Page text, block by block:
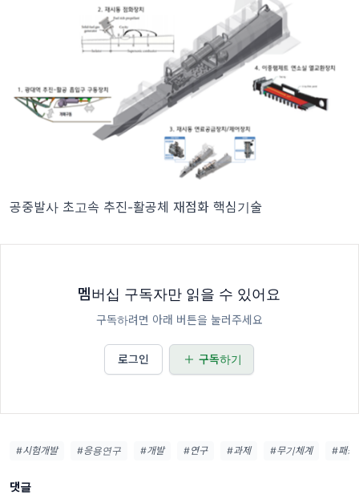
공중발사 초고속 추진-활공체 재점화 핵심기술
멤버십 구독자만 읽을 수 있어요
구독하려면 아래 버튼을 눌러주세요
로그인 구독하기
#시험개발 #응용연구 #개발 #연구 #과제 #무기체계 #패키
댓글